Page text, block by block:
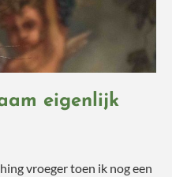
eigenlijk
vroeger toen ik nog een